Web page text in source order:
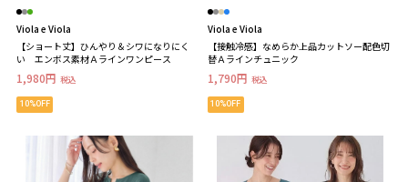
Viola e Viola
【ショート丈】ひんやり＆シワになりにく
い エンボス素材Ａラインワンピース
1,980円 税込
10%OFF
Viola e Viola
【接触冷感】なめらか上品カットソー配色切
替Ａラインチュニック
1,790円 税込
10%OFF